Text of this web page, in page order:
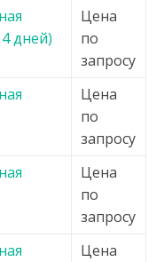
дней)
Цена
по
запросу
Цена
по
запросу
Цена
по
запросу
Цена